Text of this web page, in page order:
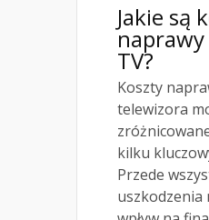
Jakie są
TV?
Koszty
telewizora
kilku
Przede
uszkodzenia